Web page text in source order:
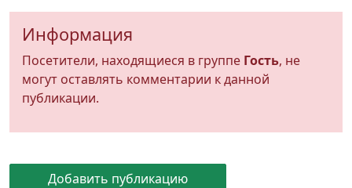
Добавить публикацию
Информация
Посетители, находящиеся в группе Гость, не
могут оставлять комментарии к данной
публикации.